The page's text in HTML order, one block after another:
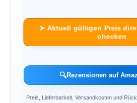
➤ Aktuell gültigen Preis
checken
🔍Rezensionen auf
Preis, Lieferbarkeit, Versandkosten und